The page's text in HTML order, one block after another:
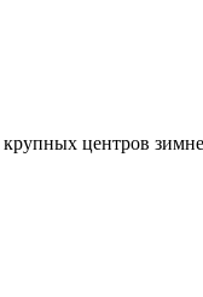
центров